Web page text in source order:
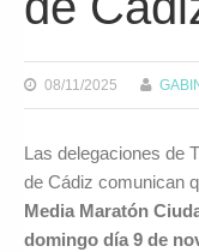
08/11/2025
Las delegaciones de
de Cádiz comunican
Media Maratón
domingo día 9 de